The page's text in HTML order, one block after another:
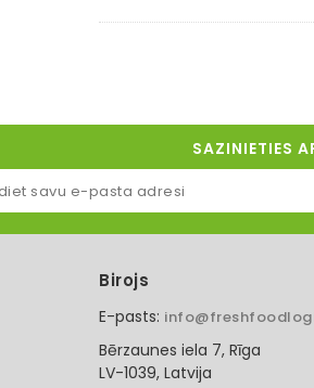
SAZINIETIES
Birojs
E-pasts:
Bērzaunes iela 7, Rīga
LV-1039, Latvija